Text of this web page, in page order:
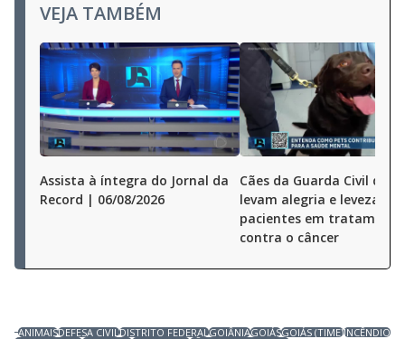
VEJA TAMBÉM
Assista à íntegra do Jornal da
Record | 06/08/2026
Cães da Guarda Civil de SP
levam alegria e leveza a
pacientes em tratamento
contra o câncer
ANIMAISDEFESA CIVILDISTRITO FEDERALGOIÂNIAGOIÁSGOIÁS (TIME)INCÊNDIO